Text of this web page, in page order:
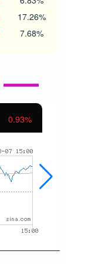
17.26%
7.68%
0.93%